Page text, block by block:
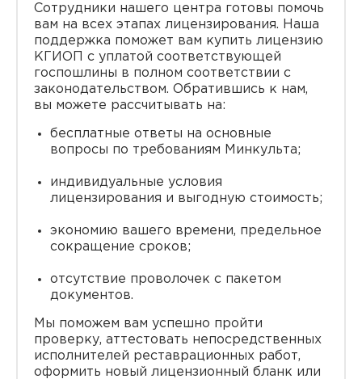
Сотрудники нашего центра готовы помочь
вам на всех этапах лицензирования. Наша
поддержка поможет вам купить лицензию
КГИОП с уплатой соответствующей
госпошлины в полном соответствии с
законодательством. Обратившись к нам,
вы можете рассчитывать на:
бесплатные ответы на основные
вопросы по требованиям Минкульта;
индивидуальные условия
лицензирования и выгодную стоимость;
экономию вашего времени, предельное
сокращение сроков;
отсутствие проволочек с пакетом
документов.
Мы поможем вам успешно пройти
проверку, аттестовать непосредственных
исполнителей реставрационных работ,
оформить новый лицензионный бланк или